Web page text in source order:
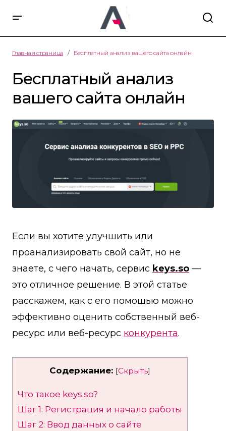
Главная страница Бесплатный анализ вашего сайта онлайн
Бесплатный анализ
вашего сайта онлайн
Если вы хотите улучшить или
проанализировать свой сайт, но не
знаете, с чего начать, сервис keys.so —
это отличное решение. В этой статье
расскажем, как с его помощью можно
эффективно оценить собственный веб-
ресурс или веб-ресурс конкурента.
Содержание: [Скрыть]
Что такое keys.so?
Шаг 1: Регистрация и начало работы
Шаг 2: Ввод данных о сайте